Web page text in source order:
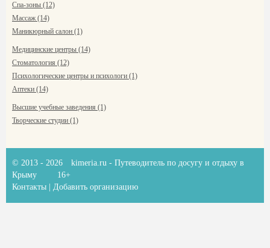
Спа-зоны (12)
Массаж (14)
Маникюрный салон (1)
Медицинские центры (14)
Стоматология (12)
Психологические центры и психологи (1)
Аптеки (14)
Высшие учебные заведения (1)
Творческие студии (1)
© 2013 - 2026 kimeria.ru - Путеводитель по досугу и отдыху в
Крыму
16+
Контакты
Добавить организацию